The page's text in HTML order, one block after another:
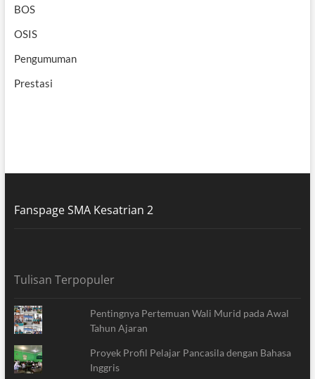
BOS
OSIS
Pengumuman
Prestasi
Fanspage SMA Kesatrian 2
Tulisan Terpopuler
Pentingnya Pertemuan Wali Murid pada Awal
Tahun Ajaran
Proyek Profil Pelajar Pancasila dengan Bahasa
Inggris